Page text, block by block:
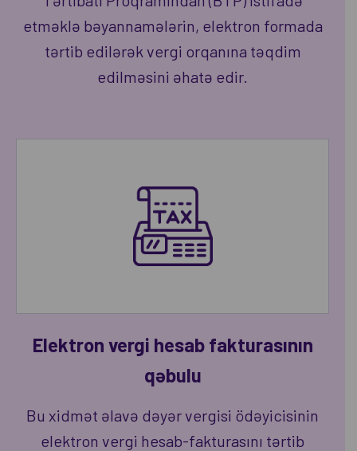
etməklə bəyannamələrin, elektron formada
tərtib edilərək vergi orqanına təqdim
edilməsini əhatə edir.
Elektron vergi hesab fakturasının
qəbulu
Bu xidmət əlavə dəyər vergisi ödəyicisinin
elektron vergi hesab-fakturasını tərtib